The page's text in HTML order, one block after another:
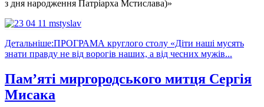
з дня народження Патріарха Мстислава)»
Детальніше:ПРОГРАМА круглого столу «Діти наші мусять
знати правду не від ворогів наших, а від чесних мужів...
Пам’яті миргородського митця Сергія
Мисака